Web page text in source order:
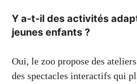
Y a-t-il des activités
jeunes enfants ?
Oui, le zoo propose des
des spectacles interactifs qui